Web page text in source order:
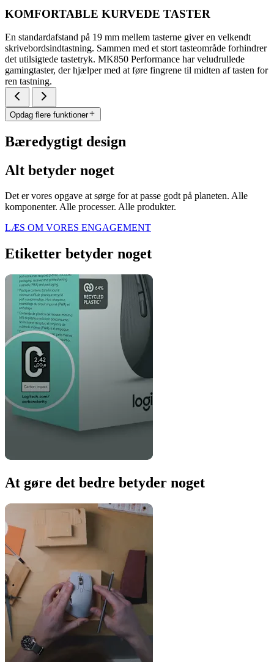
KOMFORTABLE KURVEDE TASTER
En standardafstand på 19 mm mellem tasterne giver en velkendt
skrivebordsindtastning. Sammen med et stort tasteområde forhindrer
det utilsigtede tastetryk. MK850 Performance har veludrullede
gamingtaster, der hjælper med at føre fingrene til midten af tasten for
ren tastning.
Opdag flere funktioner
Bæredygtigt design
Alt betyder noget
Det er vores opgave at sørge for at passe godt på planeten. Alle
komponenter. Alle processer. Alle produkter.
LÆS OM VORES ENGAGEMENT
Etiketter betyder noget
At gøre det bedre betyder noget